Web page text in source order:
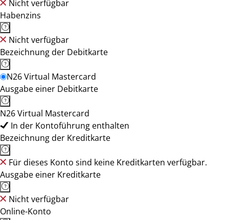
Nicht verfügbar
Habenzins
Nicht verfügbar
Bezeichnung der Debitkarte
N26 Virtual Mastercard
Ausgabe einer Debitkarte
N26 Virtual Mastercard
In der Kontoführung enthalten
Bezeichnung der Kreditkarte
Für dieses Konto sind keine Kreditkarten verfügbar.
Ausgabe einer Kreditkarte
Nicht verfügbar
Online-Konto